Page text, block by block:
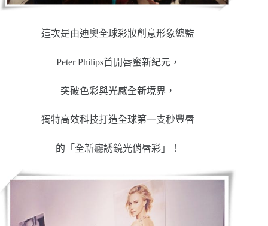
這次是由迪奧全球彩妝創意形象總監
Peter Philips首開唇蜜新紀元，
突破色彩與光感全新境界，
獨特高效科技打造全球第一支秒豐唇
的「全新癮誘鏡光俏唇彩」！